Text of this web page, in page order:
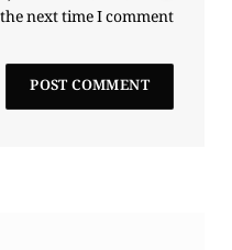
next time I comment.